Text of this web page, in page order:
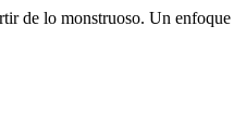
de lo monstruoso. Un